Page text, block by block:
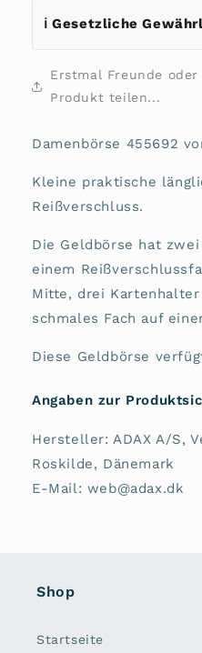
ℹ️ Gesetzliche
Erstmal Freunde
Produkt teilen...
Damenbörse 455692
Kleine praktische
Reißverschluss.
Die Geldbörse hat
einem
Mitte, drei
schmales Fach auf
Diese Geldbörse
Angaben zur
Hersteller: ADAX A/S,
Roskilde, Dänemark
E-Mail: web@adax.dk
Shop
Startseite